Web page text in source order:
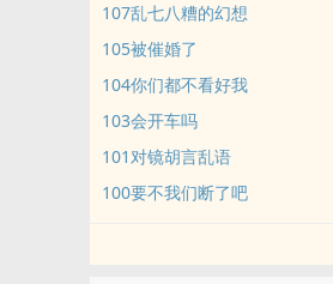
107乱七八糟的幻想
105被催婚了
104你们都不看好我
103会开车吗
101对镜胡言乱语
100要不我们断了吧